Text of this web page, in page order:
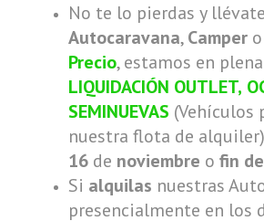
No te lo pierdas y
Autocaravana,Camper o
Precio, estamos en plena
LIQUIDACIÓN OUTLET,
SEMINUEVAS (Vehículos
nuestra flota de
16 de noviembre o fin
Si alquilas nuestras
presencialmente en los